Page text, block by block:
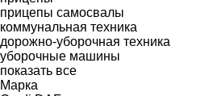
прицепы самосвалы
коммунальная техника
дорожно-уборочная техника
уборочные машины
показать все
Марка